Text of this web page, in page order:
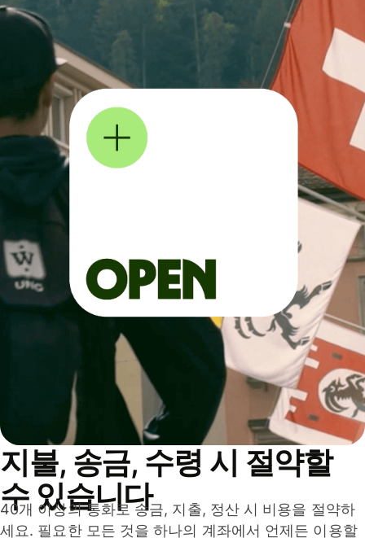
지불, 송금, 수령 시 절약할
수 있습니다
40개 이상의 통화로 송금, 지출, 정산 시 비용을 절약하
세요. 필요한 모든 것을 하나의 계좌에서 언제든 이용할